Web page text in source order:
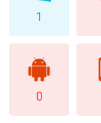
1
0